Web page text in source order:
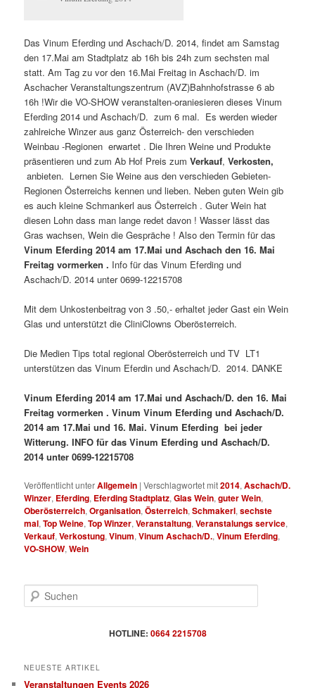
Das Vinum Eferding und Aschach/D. 2014, findet am Samstag
den 17.Mai am Stadtplatz ab 16h bis 24h zum sechsten mal
statt. Am Tag zu vor den 16.Mai Freitag in Aschach/D. im
Aschacher Veranstaltungszentrum (AVZ)Bahnhofstrasse 6 ab
16h !Wir die VO-SHOW veranstalten-oraniesieren dieses Vinum
Eferding 2014 und Aschach/D. zum 6 mal. Es werden wieder
zahlreiche Winzer aus ganz Österreich- den verschieden
Weinbau -Regionen erwartet . Die Ihren Weine und Produkte
präsentieren und zum Ab Hof Preis zumVerkauf,Verkosten,
anbieten. Lernen Sie Weine aus den verschieden Gebieten-
Regionen Österreichs kennen und lieben. Neben guten Wein gib
es auch kleine Schmankerl aus Österreich . Guter Wein hat
diesen Lohn dass man lange redet davon ! Wasser lässt das
Gras wachsen, Wein die Gespräche ! Also den Termin für das
Vinum Eferding 2014 am 17.Mai und Aschach den 16. Mai
Freitag vormerken . Info für das Vinum Eferding und
Aschach/D. 2014 unter 0699-12215708
Mit dem Unkostenbeitrag von 3 .50,- erhaltet jeder Gast ein Wein
Glas und unterstützt die CliniClowns Oberösterreich.
Die Medien Tips total regional Oberösterreich und TV LT1
unterstützen das Vinum Eferdin und Aschach/D. 2014. DANKE
Vinum Eferding 2014 am 17.Mai und Aschach/D. den 16. Mai
Freitag vormerken . Vinum Vinum Eferding und Aschach/D.
2014 am 17.Mai und 16. Mai. Vinum Eferding bei jeder
Witterung. INFO für das Vinum Eferding und Aschach/D.
2014 unter 0699-12215708
Veröffentlicht unterAllgemein |Verschlagwortet mit2014,Aschach/D.
Winzer, Eferding, Eferding Stadtplatz,Glas Wein,guter Wein,
Oberösterreich,Organisation,Österreich,Schmakerl,sechste
mal,Top Weine,Top Winzer,Veranstaltung,Veranstalungs service,
Verkauf,Verkostung,Vinum,Vinum Aschach/D.,Vinum Eferding,
VO-SHOW,Wein
u
HOTLINE: 0664 2215708
NEUESTE ARTIKEL
Veranstaltungen Events 2026